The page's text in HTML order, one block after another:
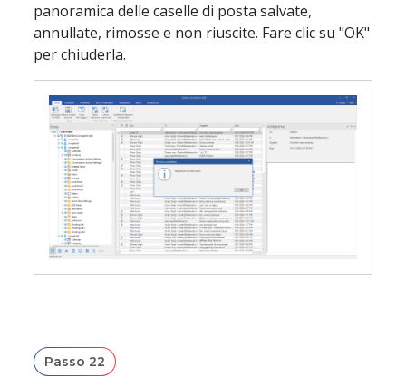
panoramica delle caselle di posta salvate,
annullate, rimosse e non riuscite. Fare clic su "OK"
per chiuderla.
Passo 22